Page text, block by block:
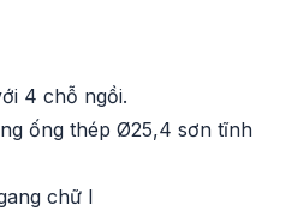
4 chỗ ngồi.
ống thép Ø25,4 sơn tĩnh
chữ I